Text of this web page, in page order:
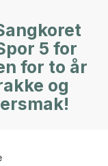
5 for
for to år
og